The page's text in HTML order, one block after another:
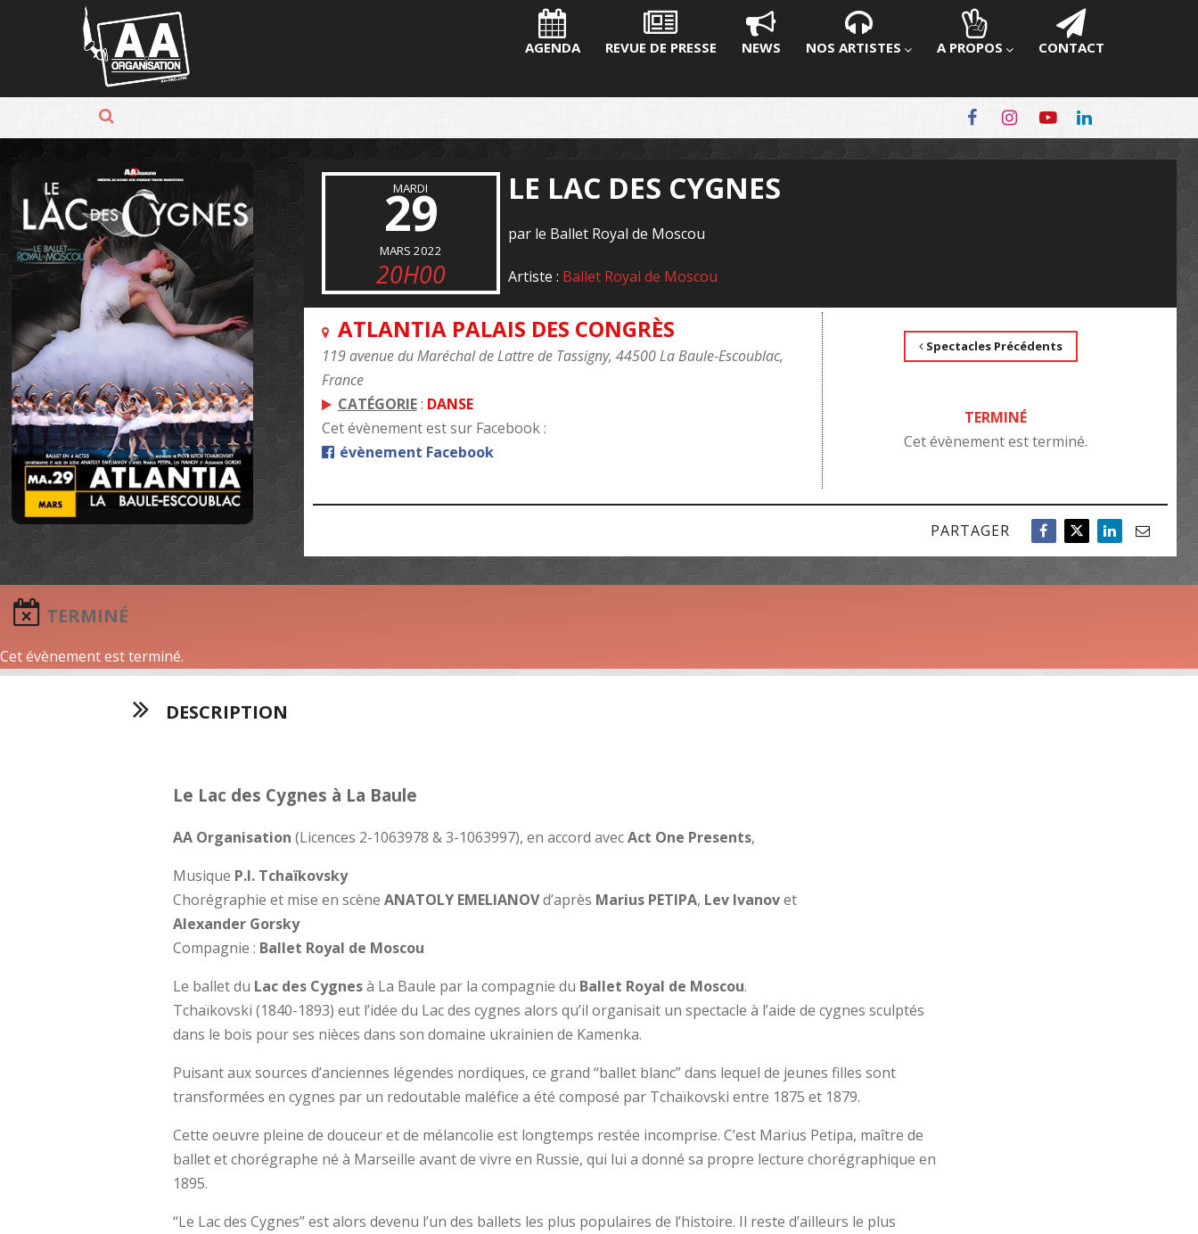
Panneau de gestion des cookies
AGENDA REVUE DE PRESSE NEWS NOS ARTISTES A PROPOS CONTACT
MARDI
29
MARS 2022
20H00
LE LAC DES CYGNES
par le Ballet Royal de Moscou
Artiste : Ballet Royal de Moscou
ATLANTIA PALAIS DES CONGRÈS
119 avenue du Maréchal de Lattre de Tassigny, 44500 La Baule-Escoublac,
France
CATÉGORIE: DANSE
Cet évènement est sur Facebook :
évènement Facebook
Spectacles Précédents
TERMINÉ
Cet évènement est terminé.
PARTAGER
TERMINÉ
Cet évènement est terminé.
DESCRIPTION
Le Lac des Cygnes à La Baule
AA Organisation (Licences 2-1063978 & 3-1063997), en accord avecAct One Presents,
Musique P.I. Tchaïkovsky
Chorégraphie et mise en scèneANATOLY EMELIANOVd’après Marius PETIPA, Lev Ivanovet
Alexander Gorsky
Compagnie : Ballet Royal de Moscou
Le ballet du Lac des Cygnesà La Baule par la compagnie du Ballet Royal de Moscou.
Tchaïkovski (1840-1893) eut l’idée du Lac des cygnes alors qu’il organisait un spectacle à l’aide de cygnes sculptés
dans le bois pour ses nièces dans son domaine ukrainien de Kamenka.
Puisant aux sources d’anciennes légendes nordiques, ce grand “ballet blanc” dans lequel de jeunes filles sont
transformées en cygnes par un redoutable maléfice a été composé par Tchaïkovski entre 1875 et 1879.
Cette oeuvre pleine de douceur et de mélancolie est longtemps restée incomprise. C’est Marius Petipa, maître de
ballet et chorégraphe né à Marseille avant de vivre en Russie, qui lui a donné sa propre lecture chorégraphique en
1895.
“Le Lac des Cygnes” est alors devenu l’un des ballets les plus populaires de l’histoire. Il reste d’ailleurs le plus